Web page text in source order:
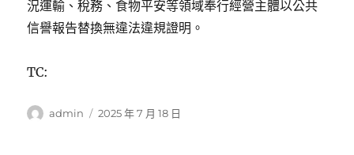
況運輸、稅務、食物平安等領域奉行經營主體以公共
信譽報告替換無違法違規證明。
TC:
作
admin
發
2025 年 7 月 18 日